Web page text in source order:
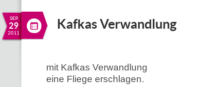
SEP.
29
2011
Kafkas Verwandlung
mit Kafkas Verwandlung
eine Fliege erschlagen.